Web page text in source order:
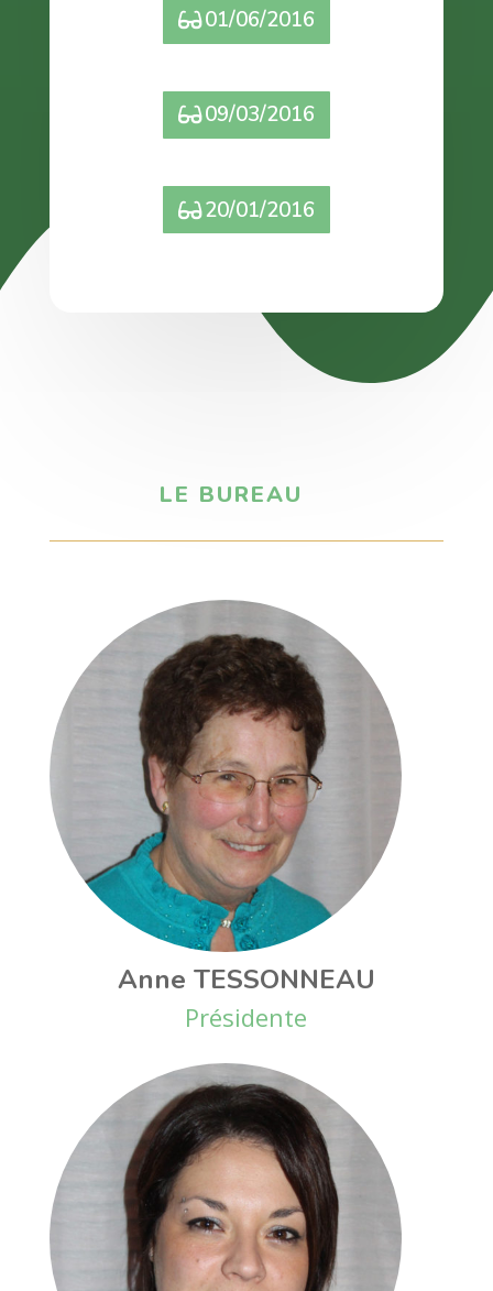
01/06/2016
09/03/2016
20/01/2016
LE BUREAU
Anne TESSONNEAU
Présidente